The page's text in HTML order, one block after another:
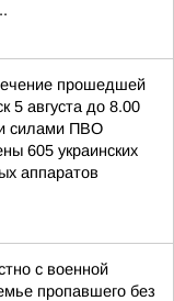
прошедшей
5 августа до 8.00
силами ПВО
605 украинских
аппаратов
с военной
пропавшего без